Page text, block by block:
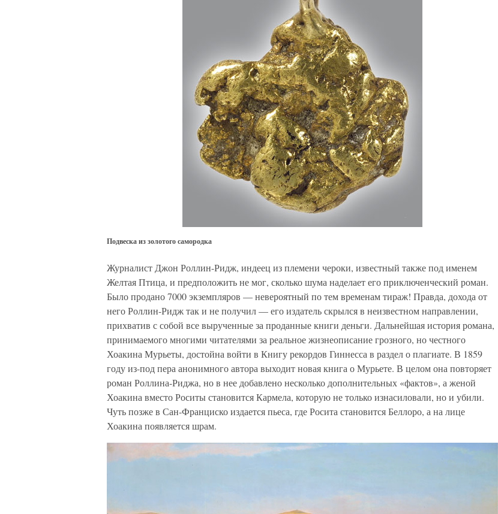
Подвеска из золотого самородка
Журналист Джон Роллин-Ридж, индеец из племени чероки, известный также под именем
Желтая Птица, и предположить не мог, сколько шума наделает его приключенческий роман.
Было продано 7000 экземпляров — невероятный по тем временам тираж! Правда, дохода от
него Роллин-Ридж так и не получил — его издатель скрылся в неизвестном направлении,
прихватив с собой все вырученные за проданные книги деньги. Дальнейшая история романа,
принимаемого многими читателями за реальное жизнеописание грозного, но честного
Хоакина Мурьеты, достойна войти в Книгу рекордов Гиннесса в раздел о плагиате. В 1859
году из-под пера анонимного автора выходит новая книга о Мурьете. В целом она повторяет
роман Роллина-Риджа, но в нее добавлено несколько дополнительных «фактов», а женой
Хоакина вместо Роситы становится Кармела, которую не только изнасиловали, но и убили.
Чуть позже в Сан-Франциско издается пьеса, где Росита становится Беллоро, а на лице
Хоакина появляется шрам.